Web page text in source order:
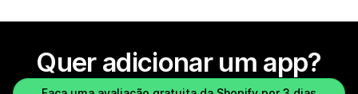
Quer adicionar um app?